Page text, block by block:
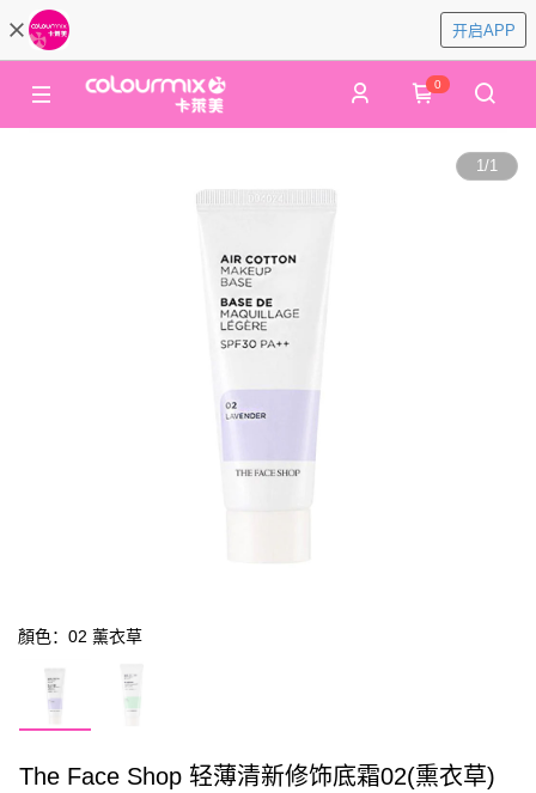
开启APP
0
1/1
顏色：02 薰衣草
The Face Shop 轻薄清新修饰底霜02(熏衣草)